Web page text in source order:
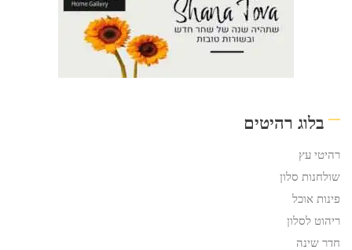
בלוג רהיטים
רהיטי עץ
שולחנות סלון
פינות אוכל
ריהוט לסלון
חדר שינה